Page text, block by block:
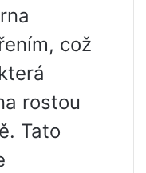
což
rostou
Tato